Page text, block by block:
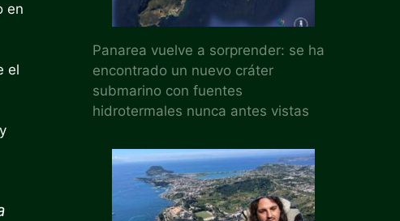
en
el
Panarea vuelve a sorprender: se ha
encontrado un nuevo cráter
submarino con fuentes
hidrotermales nunca antes vistas